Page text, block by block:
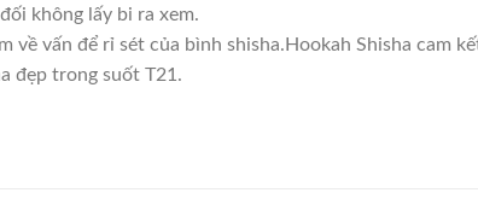
không lấy bi ra xem.
về vấn để rỉ sét của bình shisha.Hookah Shisha cam
đẹp trong suốt T21.